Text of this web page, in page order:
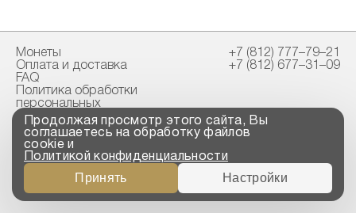
Монеты
Оплата и доставка
FAQ
Политика обработки
персональных
данных
Свидетельство
пробирной палаты
+7 (812) 777–79–21
+7 (812) 677–31–09
Copyright © 2023-2026
“ООО ТРОЙСКИЙ
СТАНДАРТ”
Продолжая просмотр этого сайта, Вы
соглашаетесь на обработку файлов
cookie и
Политикой конфиденциальности
Принять Настройки